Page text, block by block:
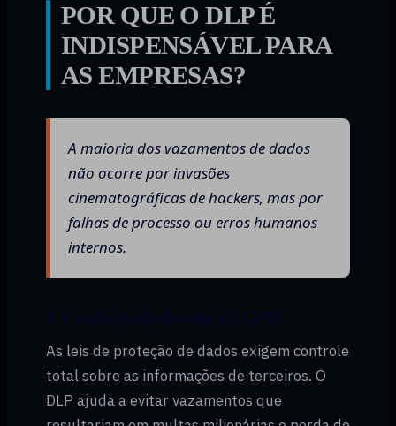
POR QUE O DLP É
INDISPENSÁVEL PARA
AS EMPRESAS?
A maioria dos vazamentos de dados
não ocorre por invasões
cinematográficas de hackers, mas por
falhas de processo ou erros humanos
internos.
As leis de proteção de dados exigem controle
total sobre as informações de terceiros. O
DLP ajuda a evitar vazamentos que